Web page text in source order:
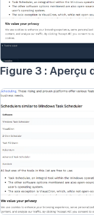
Figure 3 : Aperçu